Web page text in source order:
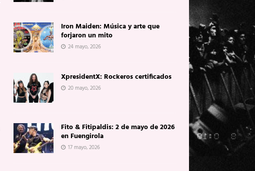
Iron Maiden: Música y arte que
forjaron un mito
24 mayo, 2026
XpresidentX: Rockeros certificados
20 mayo, 2026
Fito & Fitipaldis: 2 de mayo de 2026
en Fuengirola
17 mayo, 2026